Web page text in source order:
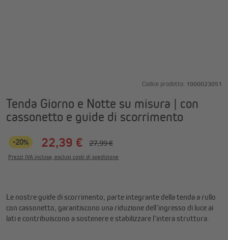
Codice prodotto: 1000023051
Tenda Giorno e Notte su misura | con
cassonetto e guide di scorrimento
-20% 22,39 € 27,99 €
Prezzi IVA inclusa, esclusi costi di spedizione
Le nostre guide di scorrimento, parte integrante della tenda a rullo
con cassonetto, garantiscono una riduzione dell’ingresso di luce ai
lati e contribuiscono a sostenere e stabilizzare l’intera struttura.